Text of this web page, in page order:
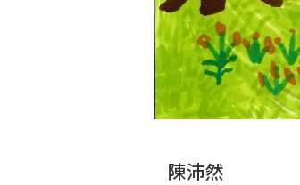
陳沛然